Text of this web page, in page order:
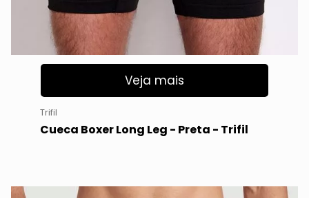
Veja mais
Trifil
Cueca Boxer Long Leg - Preta - Trifil